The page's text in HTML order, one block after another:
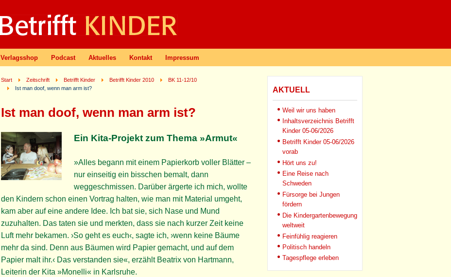
Verlagsshop Podcast Aktuelles Kontakt Impressum
Start Zeitschrift Betrifft Kinder Betrifft Kinder 2010
BK 11-12/10
Ist man doof, wenn man arm ist?
Ist man doof, wenn man arm ist?
Ein Kita-Projekt zum Thema »Armut«
»Alles begann mit einem Papierkorb voller Blätter –
nur einseitig ein bisschen bemalt, dann
weggeschmissen. Darüber ärgerte ich mich, wollte
den Kindern schon einen Vortrag halten, wie man mit Material umgeht,
kam aber auf eine andere Idee. Ich bat sie, sich Nase und Mund
zuzuhalten. Das taten sie und merkten, dass sie nach kurzer Zeit keine
Luft mehr bekamen. ›So geht es euch‹, sagte ich, ›wenn keine Bäume
mehr da sind. Denn aus Bäumen wird Papier gemacht, und auf dem
Papier malt ihr.‹ Das verstanden sie«, erzählt Beatrix von Hartmann,
Leiterin der Kita »Monelli« in Karlsruhe.
AKTUELL
Weil wir uns haben
Inhaltsverzeichnis Betrifft
Kinder 05-06/2026
Betrifft Kinder 05-06/2026
vorab
Hört uns zu!
Eine Reise nach
Schweden
Fürsorge bei Jungen
fördern
Die Kindergartenbewegung
weltweit
Feinfühlig reagieren
Politisch handeln
Tagespflege erleben